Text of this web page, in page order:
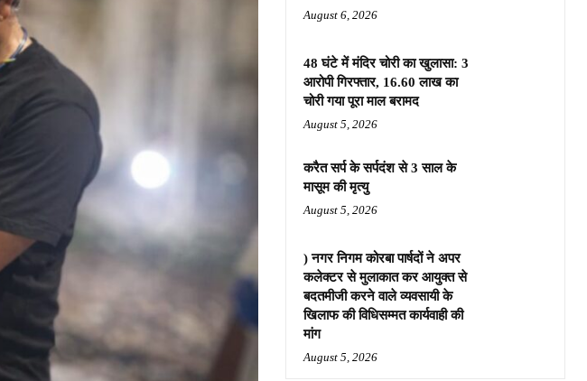
August 6, 2026
48 घंटे में मंदिर चोरी का खुलासा: 3
आरोपी गिरफ्तार, 16.60 लाख का
चोरी गया पूरा माल बरामद
August 5, 2026
करैत सर्प के सर्पदंश से 3 साल के
मासूम की मृत्यु
August 5, 2026
) नगर निगम कोरबा पार्षदों ने अपर
कलेक्टर से मुलाकात कर आयुक्त से
बदतमीजी करने वाले व्यवसायी के
खिलाफ की विधिसम्मत कार्यवाही की
मांग
August 5, 2026